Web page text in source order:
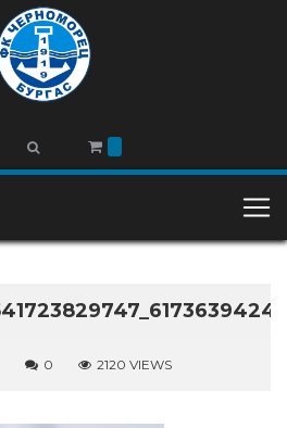
0 2120 VIEWS